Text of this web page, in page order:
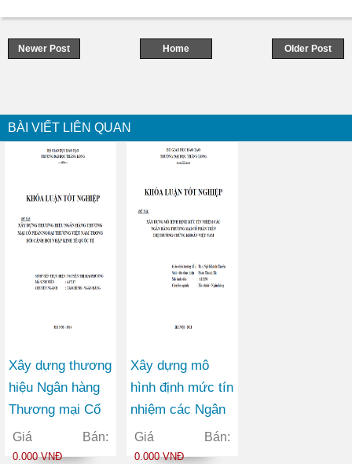
Newer Post Older Post
Home
BÀI VIẾT LIÊN QUAN
Xây dựng thương
hiệu Ngân hàng
Thương mại Cổ
phần Ngoại
thương Việt Nam
Giá Bán:
0.000 VNĐ
Xây dựng mô
hình định mức tín
nhiệm các Ngân
hàng Thương mại
Cổ phần trên thị
Giá Bán:
0.000 VNĐ